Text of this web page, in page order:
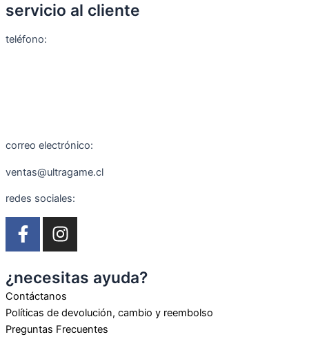
servicio al cliente
teléfono:
correo electrónico:
ventas@ultragame.cl
redes sociales:
F
a
e
b
o
o
I
n
t
a
g
r
¿necesitas ayuda?
Contáctanos
Políticas de devolución, cambio y reembolso
Preguntas Frecuentes